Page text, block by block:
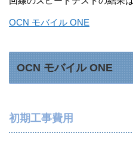
OCN モバイル ONE
OCN モバイル ONE
初期工事費用